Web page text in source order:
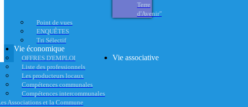
Terre
d'Avenir"
Point de vues
ENQUÊTES
Tri Sélectif
Vie économique
OFFRES D'EMPLOI
Liste des professionnels
Les producteurs locaux
Compétences communales
Compétences intercommunales
Vie associative
Associations et la Commune